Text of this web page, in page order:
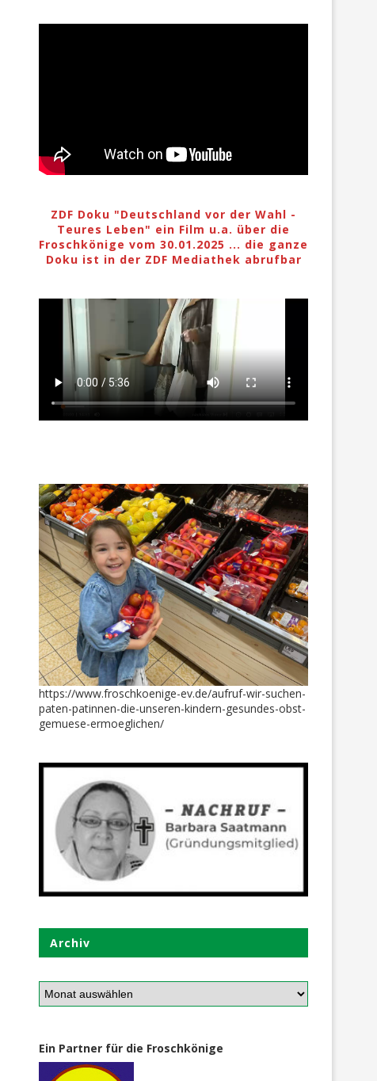
Lebensmittel + Hygiene Vorräte
für eine Familie mit...
1. März 2019
der Frühling...
14. März 2021
ZDF Doku "Deutschland vor der Wahl -
Teures Leben" ein Film u.a. über die
Froschkönige vom 30.01.2025 ... die ganze
Doku ist in der ZDF Mediathek abrufbar
https://www.froschkoenige-ev.de/aufruf-wir-suchen-
paten-patinnen-die-unseren-kindern-gesundes-obst-
gemuese-ermoeglichen/
Archiv
Ein Partner für die Froschkönige